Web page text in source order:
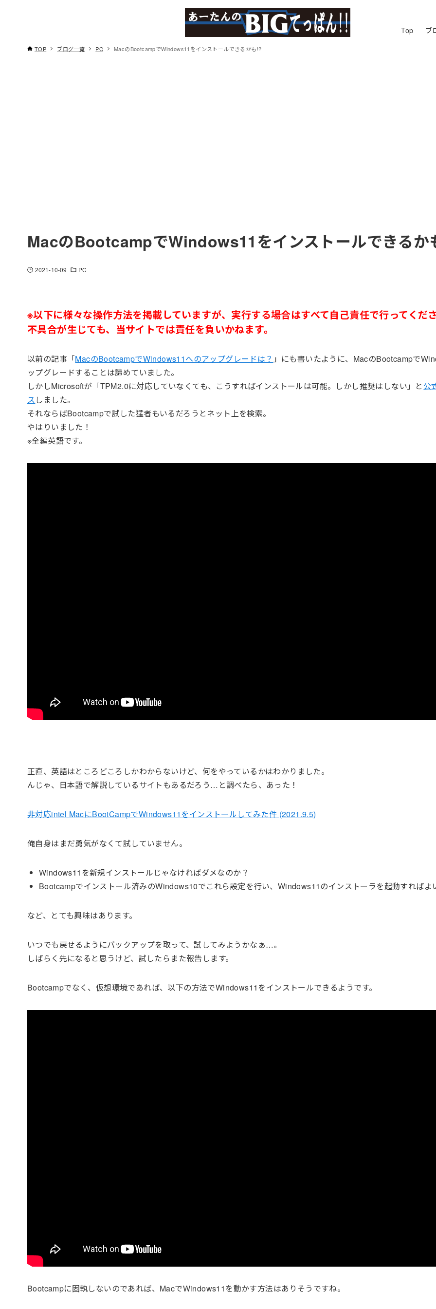
Top ブ
TOP ブログ一覧 PC MacのBootcampでWindows11をインストールできるかも!?
MacのBootcampでWindows11をインストールできるか
2021-10-09 PC
※以下に様々な操作方法を掲載していますが、実行する場合はすべて自己責任で行ってくだ
不具合が生じても、当サイトでは責任を負いかねます。
以前の記事「MacのBootcampでWindows11へのアップグレードは？ 」にも書いたように、MacのBootcampで
ップグレードすることは諦めていました。
しかしMicrosoftが「TPM2.0に対応していなくても、こうすればインストールは可能。しかし推奨はしない」と 公
スしました。
それならばBootcampで試した猛者もいるだろうとネット上を検索。
やはりいました！
※全編英語です。
正直、英語はところどころしかわからないけど、何をやっているかはわかりました。
んじゃ、日本語で解説しているサイトもあるだろう…と調べたら、あった！
非対応intel MacにBootCampでWindows11をインストールしてみた件 (2021.9.5)
俺自身はまだ勇気がなくて試していません。
Windows11を新規インストールじゃなければダメなのか？
Bootcampでインストール済みのWindows10でこれら設定を行い、Windows11のインストーラを起動すればよ
など、とても興味はあります。
いつでも戻せるようにバックアップを取って、試してみようかなぁ…。
しばらく先になると思うけど、試したらまた報告します。
Bootcampでなく、仮想環境であれば、以下の方法でWindows11をインストールできるようです。
Bootcampに固執しないのであれば、MacでWindows11を動かす方法はありそうですね。